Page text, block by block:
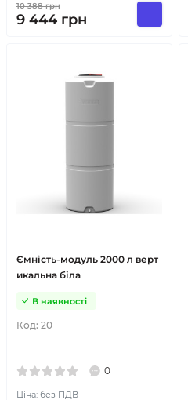
10 388грн
9 444 грн
Ємність-модуль 2000 л верт
икальна біла
Код: 20
В наявності
0
Ціна: без ПДВ